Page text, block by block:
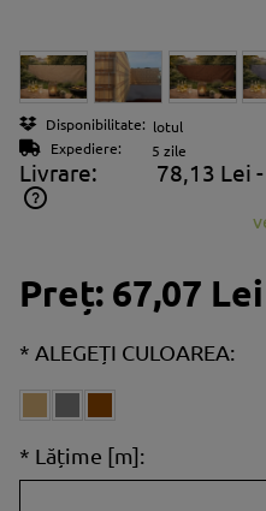
Disponibilitate: lotul
Expediere:
5 zile
Livrare: 78,13 Lei
Prețul nu include eventualele
Preț: 67,07 Lei
* ALEGEȚI CULOAREA:
* Lățime [m]: